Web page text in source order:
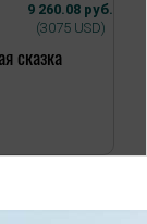
9 260.08 руб.
(3075 USD)
сказка